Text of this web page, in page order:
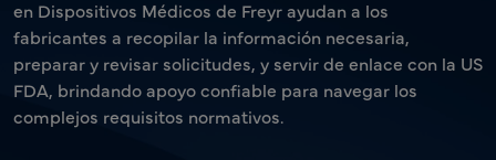
en Dispositivos Médicos de Freyr ayudan a los
fabricantes a recopilar la información necesaria,
preparar y revisar solicitudes, y servir de enlace con la US
FDA, brindando apoyo confiable para navegar los
complejos requisitos normativos.